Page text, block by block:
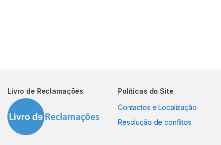
Livro de Reclamações
Políticas do Site
Contactos e Localização
Resolução de conflitos